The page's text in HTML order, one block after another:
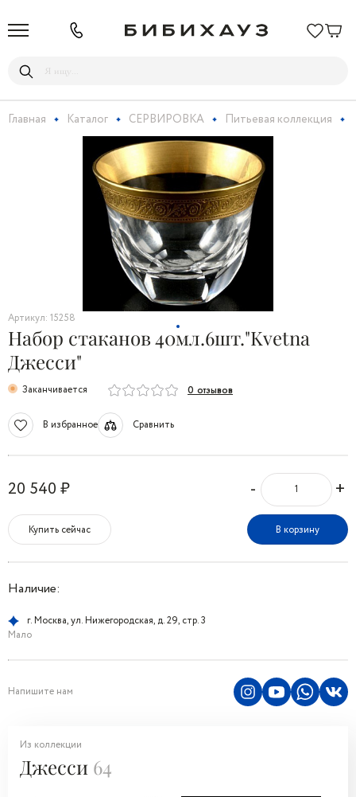
Главная Каталог СЕРВИРОВКА Питьевая коллекция
Артикул: 15258
Набор стаканов 40мл.6шт."Kvetna
Джесси"
Заканчивается 0 отзывов
В избранное Сравнить
20 540 ₽ - +
Купить сейчас В корзину
Наличие:
г. Москва, ул. Нижегородская, д. 29, стр. 3
Мало
Напишите нам
Из коллекции
Джесси 64